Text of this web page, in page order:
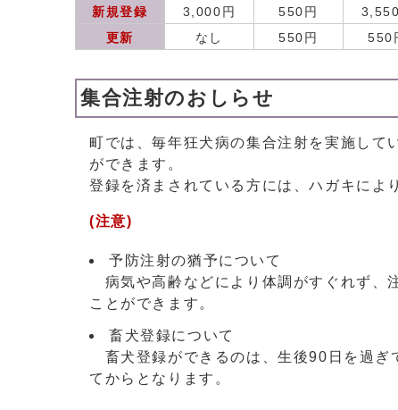
新規登録 3,000円 550円
更新
なし 550円 550
集合注射のおしらせ
町では、毎年狂犬病の集合注射を実施して
ができます。
登録を済まされている方には、ハガキによ
(注意)
予防注射の猶予について
病気や高齢などにより体調がすぐれず、
ことができます。
畜犬登録について
畜犬登録ができるのは、生後90日を過ぎ
てからとなります。